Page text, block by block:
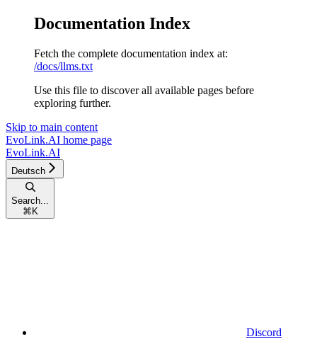
Documentation Index
Fetch the complete documentation index at:
/docs/llms.txt
Use this file to discover all available pages before
exploring further.
Skip to main content
EvoLink.AI home page
EvoLink.AI
Deutsch
Search...
⌘ K
Discord